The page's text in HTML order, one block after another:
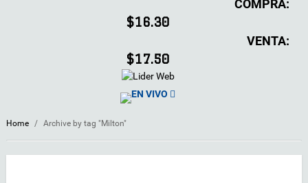
COMPRA:
$16.30
VENTA:
$17.50
EN VIVO
Home / Archive by tag "Milton"